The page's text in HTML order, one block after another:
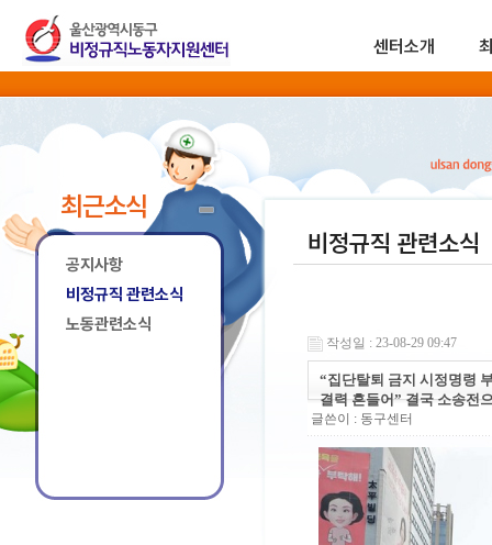
센터소개
최근소식
공지사항
비정규직 관련소식
노동관련소식
비정규직 관련소식
작성일 : 23-08-29 09:47
“집단탈퇴 금지 시정명령
결력 흔들어” 결국 소송전
글쓴이 : 동구센터